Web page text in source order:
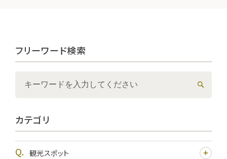
フリーワード検索
カテゴリ
観光スポット